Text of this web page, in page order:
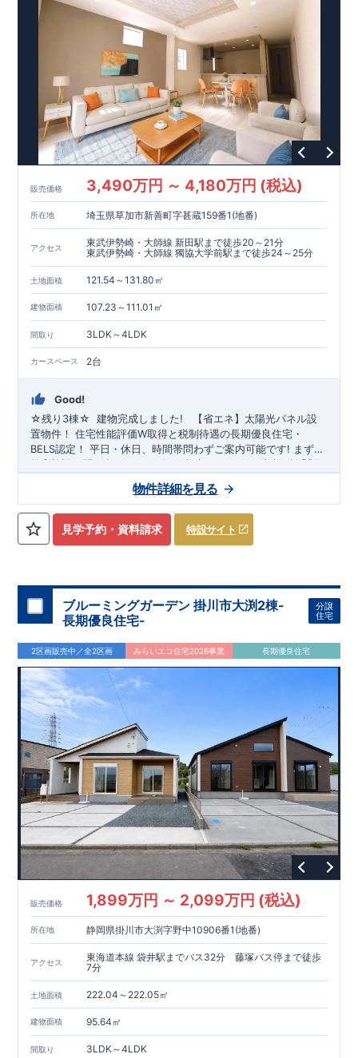
～徒歩圏内～
教育環境
／コンビニ/ドラッグストア／
【教育施設】
カナリヤ幼稚園 約840m （徒歩11 分）​アイン金沢文庫保育
（徒歩14 分）
マミーズエンジェル金沢文庫駅前保
育園 約
1400m（徒歩18分）​ 釜利谷小学校 約822m （徒歩
釜利谷高等学校 約589m（徒歩8分）
【買い物施設】 ​ローソン横浜釜利谷東五丁目店 約190m
3 分）​セブン-イレブン横浜釜利谷東 3丁目店 約 750m （徒歩
10分）​そうてつローゼン釜利谷店 約1000m （徒歩13 分）​ク
リエイトS・D金沢釜利谷店 約750m（徒歩10
【その他施設】
みやざき内科医院 約154m（徒歩2分）
金沢白百合クリニッ
（徒歩4 分）
自然公園 約400m（徒歩5分）​ 夏山東公園 約667m（徒歩
分）
■東栄住宅の家作り■​■ブルーミングガーデンのこだわり■
​↑各タイトルをクリック↑ ​​■長期優良住宅取得
【国が定めた７つの技術基準をクリア
】 １
２劣化対
策/３維持管理性 ４住宅面積/５省エネルギー性/６居住環境/７
持保全管理​ ​■住宅性能評価ダブル取得​スマートフォンで見やす
い特設サイトはこちら★​物件のご案内は、
です☆​スムーズにご案内が可能♪​お気軽にお問い合わせくださ
い♪
お問い合わせお待ちしております
※未完成の場合は、現地確認の他に近くにある同仕様の完成物
件をご案内致します。
販売価格 3,490万円 ～ 4,180万円 (税込)
所在地 埼玉県草加市新善町字甚蔵159番1(地番)
アクセス
東武伊勢崎・大師線 新田駅まで徒歩20～21分
東武伊勢崎・大師線 獨協大学前駅まで徒歩24～25分
土地面積 121.54～131.80㎡
建物面積 107.23～111.01㎡
間取り 3LDK～4LDK
カースペース 2台
Good!
☆残り 3棟☆ ​ ​建物完成しました!
【省エネ】太陽光パネル設
置物件！ 住宅性能評価W取得と税制待遇の長期優良住宅・
BELS認定！ 平日・休日、時間帯問わずご案内可能です! まずは
お気軽にお問い合わせください!
東武スカイツリーライン「新
駅徒歩20～21分！ 清門小学校 徒歩18～19分、
◎物件のポイント 敷地は、36坪～
スは『
教育施設、スーパー、コンビニ、クリニックなど 徒歩7分 以内
◆収納も沢山あります！
・季節ものの収納に便利な
（号棟による）​・勉強や仕事用に便利な空
間『テレワークルーム』
・LDKは空間演出した折り上げ天井 ・開放感のある
ド風オープンキッチン』
・2階の主寝室は、仕切れる
時や花粉の時期のお洗濯も安心『浴室乾燥暖房機』​​スマート
フォンで見やすい特設サイトはこちら ​https://www.e-
blooming.com/bukken/20074012/
見学予約・資料請求 特設サイト
物件詳細を見る
ブルーミングガーデン 掛川市大渕2棟-
長期優良住宅-
分譲
住宅
2区画販売中／全2区画 みらいエコ住宅2026事業 長期優良住宅
販売価格 1,899万円 ～ 2,099万円 (税込)
所在地 静岡県掛川市大渕字野中10906番1(地番)
アクセス
東海道本線 袋井駅までバス32分 藤塚バス停まで徒歩
7分
土地面積 222.04～222.05㎡
建物面積 95.64㎡
間取り 3LDK～4LDK